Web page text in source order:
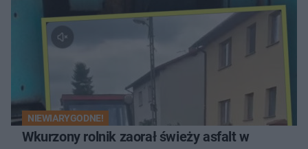
NIEWIARYGODNE!
Wkurzony rolnik zaorał świeży asfalt w